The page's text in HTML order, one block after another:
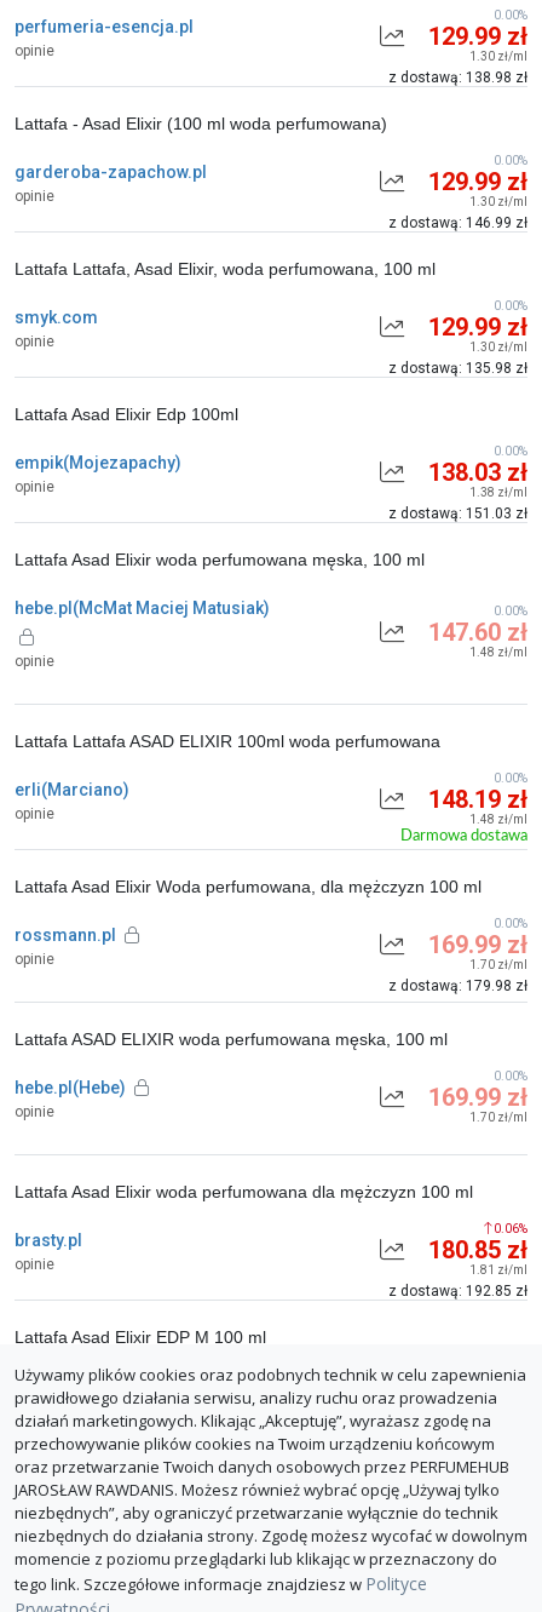
perfumeria-esencja.pl
opinie 129.99 zł
1.30 zł/ml
z dostawą: 138.98 zł
0.00%
garderoba-zapachow.pl
opinie
Lattafa - Asad Elixir (100 ml woda perfumowana)
129.99 zł
1.30 zł/ml
z dostawą: 146.99 zł
0.00%
smyk.com
opinie
Lattafa Lattafa, Asad Elixir, woda perfumowana, 100 ml
129.99 zł
1.30 zł/ml
z dostawą: 135.98 zł
0.00%
empik(Mojezapachy)
opinie
Lattafa Asad Elixir Edp 100ml
138.03 zł
1.38 zł/ml
z dostawą: 151.03 zł
0.00%
hebe.pl(McMat Maciej Matusiak)
opinie
Lattafa Asad Elixir woda perfumowana męska, 100 ml
147.60 zł
1.48 zł/ml
0.00%
erli(Marciano)
opinie
Lattafa Lattafa ASAD ELIXIR 100ml woda perfumowana
148.19 zł
1.48 zł/ml
Darmowa dostawa
0.00%
rossmann.pl
opinie
Lattafa Asad Elixir Woda perfumowana, dla mężczyzn 100 ml
169.99 zł
1.70 zł/ml
z dostawą: 179.98 zł
0.00%
hebe.pl(Hebe)
opinie
Lattafa ASAD ELIXIR woda perfumowana męska, 100 ml
169.99 zł
1.70 zł/ml
0.00%
brasty.pl
opinie
Lattafa Asad Elixir woda perfumowana dla mężczyzn 100 ml
180.85 zł
1.81 zł/ml
z dostawą: 192.85 zł
0.06%
allegro(brawat_pl)
opinie
Lattafa Asad Elixir EDP M 100 ml
180.85 zł
z dostawą: 192.85 zł
0.06%
ZGŁOŚ BŁĄD
Używamy plików cookies oraz podobnych technik w celu zapewnienia
prawidłowego działania serwisu, analizy ruchu oraz prowadzenia
działań marketingowych. Klikając „Akceptuję”, wyrażasz zgodę na
przechowywanie plików cookies na Twoim urządzeniu końcowym
oraz przetwarzanie Twoich danych osobowych przez PERFUMEHUB
JAROSŁAW RAWDANIS. Możesz również wybrać opcję „Używaj tylko
niezbędnych”, aby ograniczyć przetwarzanie wyłącznie do technik
niezbędnych do działania strony. Zgodę możesz wycofać w dowolnym
momencie z poziomu przeglądarki lub klikając w przeznaczony do
tego link. Szczegółowe informacje znajdziesz w Polityce